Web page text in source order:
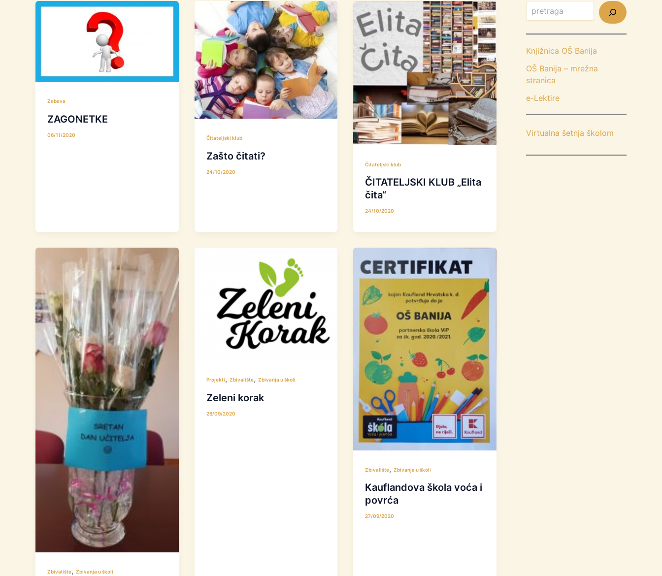
Zabava
ZAGONETKE
06/11/2020
Čitateljski klub
Zašto čitati?
24/10/2020
Čitateljski klub
ČITATELJSKI KLUB „Elita
čita“
24/10/2020
Zbivalište, Zbivanja u školi
Projekti, Zbivalište, Zbivanja u školi
Zeleni korak
28/09/2020
Zbivalište,Zbivanja u školi
Kauflandova škola voća i
povrća
27/09/2020
Knjižnica OŠ Banija
OŠ Banija – mrežna
stranica
e-Lektire
Virtualna šetnja školom